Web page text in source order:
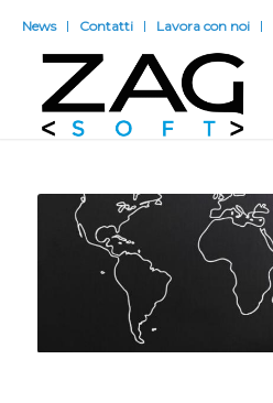
News Contatti Lavora con noi